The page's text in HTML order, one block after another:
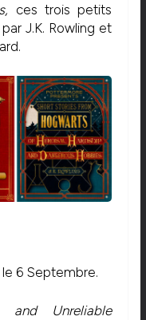
ces trois petits
J.K. Rowling et
6 Septembre.
and Unreliable